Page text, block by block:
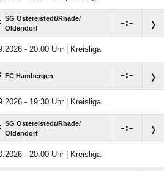
: SG Ostereistedt/​Rhade/​
Oldendorf
:
- 20:00 Uhr | Kreisliga
: FC Hambergen :
- 19:30 Uhr | Kreisliga
: SG Ostereistedt/​Rhade/​
Oldendorf
:
- 20:00 Uhr | Kreisliga